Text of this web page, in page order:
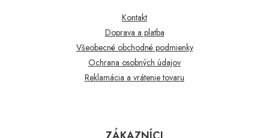
Kontakt
Doprava a platba
Všeobecné obchodné podmienky
Ochrana osobných údajov
Reklamácia a vrátenie tovaru